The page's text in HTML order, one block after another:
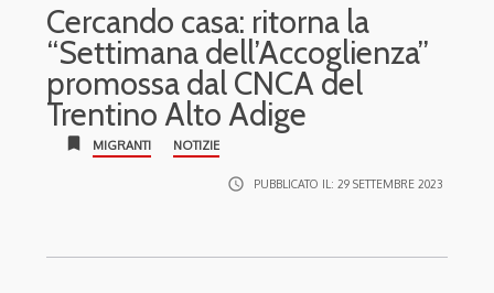
Cercando casa: ritorna la
“Settimana dell’Accoglienza”
promossa dal CNCA del
Trentino Alto Adige
bookmark MIGRANTI NOTIZIE
access_time PUBBLICATO IL: 29 SETTEMBRE 2023